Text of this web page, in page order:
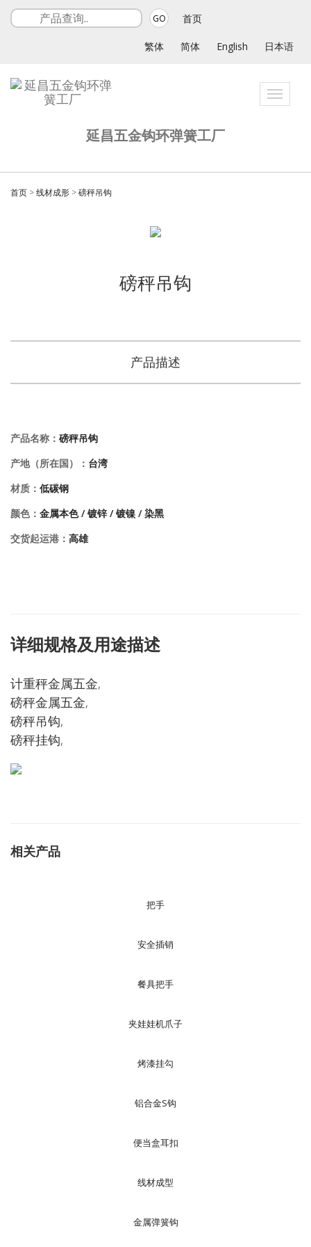
GO 首页
繁体 简体 English 日本语
Toggle
延昌五金钩环弹簧工厂
首页 >线材成形 >磅秤吊钩
磅秤吊钩
产品描述
产品名称： 磅秤吊钩
产地（所在国）： 台湾
材质： 低碳钢
颜色： 金属本色 / 镀锌 / 镀镍 / 染黑
交货起运港： 高雄
详细规格及用途描述
计重秤金属五金,
磅秤金属五金,
磅秤吊钩,
磅秤挂钩,
相关产品
把手
安全插销
餐具把手
夹娃娃机爪子
烤漆挂勾
铝合金S钩
便当盒耳扣
线材成型
金属弹簧钩